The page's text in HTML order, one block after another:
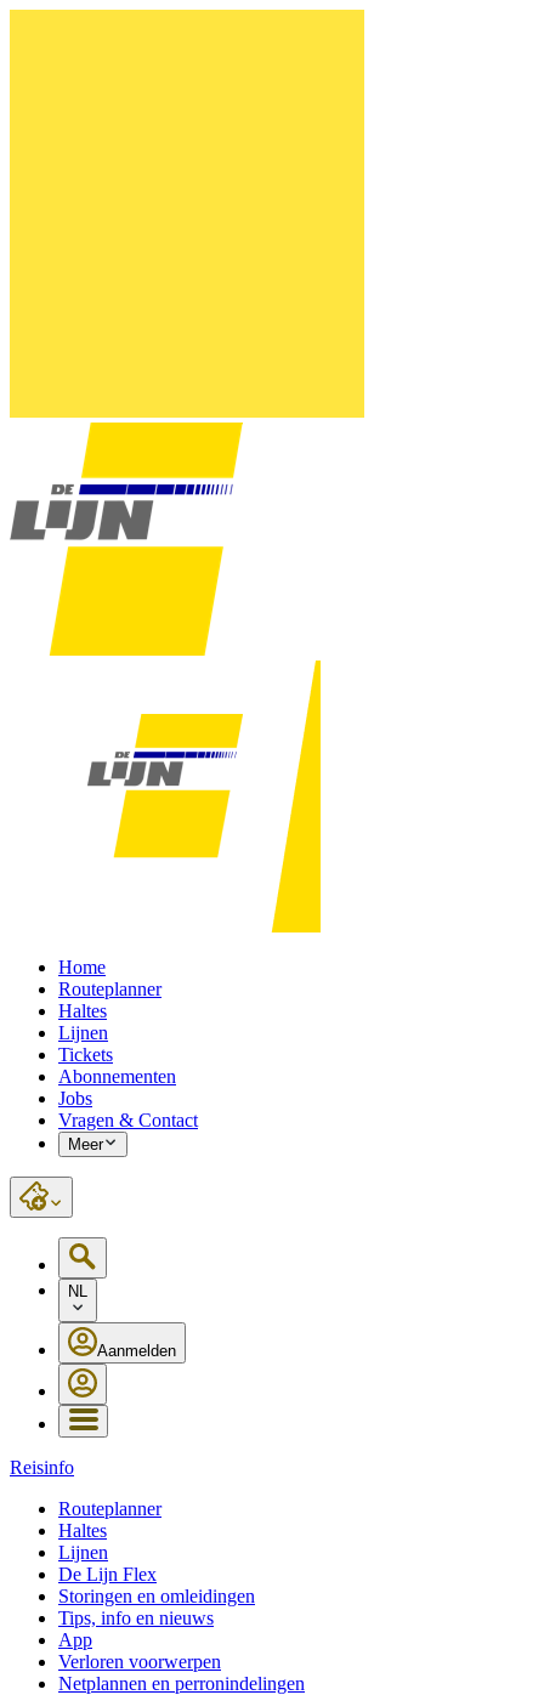
Home
Routeplanner
Haltes
Lijnen
Tickets
Abonnementen
Jobs
Vragen & Contact
Meer
NL
Aanmelden
Reisinfo
Routeplanner
Haltes
Lijnen
De Lijn Flex
Storingen en omleidingen
Tips, info en nieuws
App
Verloren voorwerpen
Netplannen en perronindelingen